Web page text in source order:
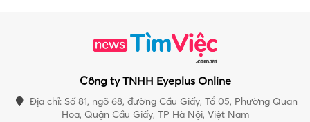
Công ty TNHH Eyeplus Online
Địa chỉ: Số 81, ngõ 68, đường Cầu Giấy, Tổ 05, Phường Quan
Hoa, Quận Cầu Giấy, TP Hà Nội, Việt Nam